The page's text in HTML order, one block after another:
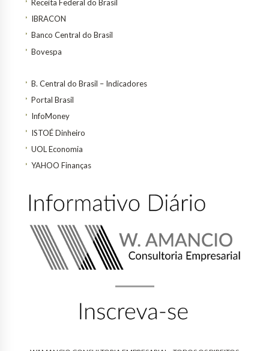
Receita Federal do Brasil
IBRACON
Banco Central do Brasil
Bovespa
B. Central do Brasil – Indicadores
Portal Brasil
InfoMoney
ISTOÉ Dinheiro
UOL Economia
YAHOO Finanças